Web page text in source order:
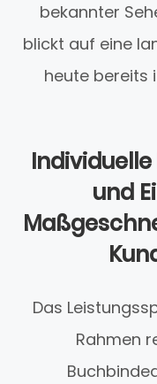
bekannter
blickt auf eine
heute bereits
und
Das
Rahmen